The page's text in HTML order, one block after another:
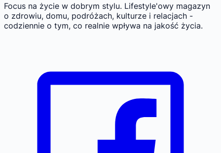
Focus na życie w dobrym stylu. Lifestyle'owy magazyn
o zdrowiu, domu, podróżach, kulturze i relacjach -
codziennie o tym, co realnie wpływa na jakość życia.